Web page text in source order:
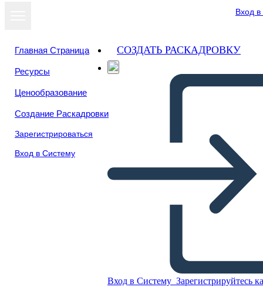
Вход
Главная Страница
Ресурсы
Ценообразование
Создание Раскадровки
Зарегистрироваться
Вход в Систему
СОЗДАТЬ РАСКАДРОВКУ
Вход в Систему Зарегистрируйтесь